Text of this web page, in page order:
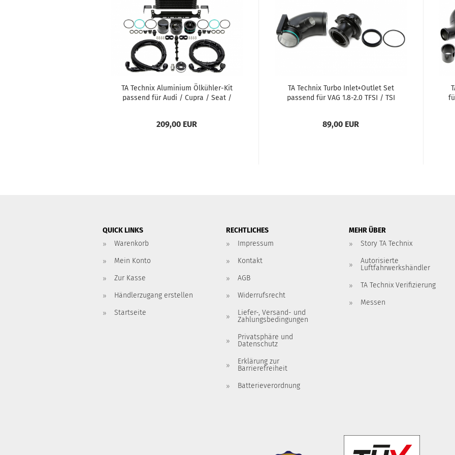
TA Tech­nix Alu­mi­ni­um Ölkühler-​​Kit
pas­send für Audi / Cupra / Seat /
209,00 EUR
TA Tech­nix Turbo Inlet+Out­let Set
pas­send für VAG 1.8-2.0 TFSI / TSI
89,00 EUR
QUICK LINKS
Warenkorb
Mein Konto
Zur Kasse
Händlerzugang erstellen
Startseite
RECHTLICHES
Impressum
Kontakt
AGB
Widerrufsrecht
Liefer-, Versand- und
Zahlungsbedingungen
Privatsphäre und
Datenschutz
Erklärung zur
Barrierefreiheit
Batterieverordnung
MEHR ÜBER
Story TA Technix
Autorisierte
Luftfahrwerkshändler
TA Technix Verifizierung
Messen